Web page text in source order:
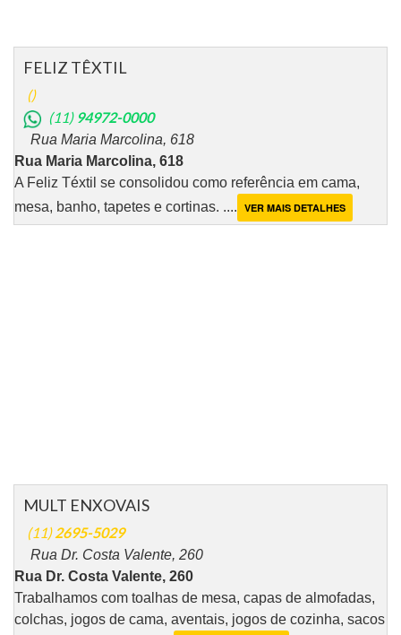
FELIZ TÊXTIL
()
(11) 94972-0000
Rua Maria Marcolina, 618
Rua Maria Marcolina, 618
A Feliz Téxtil se consolidou como referência em cama,
mesa, banho, tapetes e cortinas. .... VER MAIS DETALHES
MULT ENXOVAIS
(11)2695-5029
Rua Dr. Costa Valente, 260
Rua Dr. Costa Valente, 260
Trabalhamos com toalhas de mesa, capas de almofadas,
colchas, jogos de cama, aventais, jogos de cozinha, sacos